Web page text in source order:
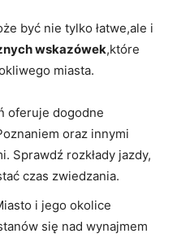
być nie tylko łatwe,ale i
wskazówek,które
miasta.
oferuje dogodne
oraz innymi
Sprawdź rozkłady jazdy,
czas zwiedzania.
i jego okolice
się nad wynajmem